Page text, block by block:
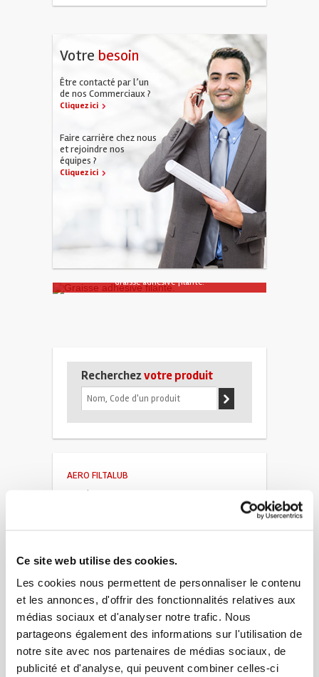
Ce site web utilise des cookies.
Les cookies nous permettent de personnaliser le contenu
et les annonces, d'offrir des fonctionnalités relatives aux
médias sociaux et d'analyser notre trafic. Nous
partageons également des informations sur l'utilisation de
notre site avec nos partenaires de médias sociaux, de
publicité et d'analyse, qui peuvent combiner celles-ci
Votre besoin
Être contacté par l’un
de nos Commerciaux ?
Cliquez ici
Faire carrière chez nous
et rejoindre nos
équipes ?
Cliquez ici
Graisse adhésive filante.
Recherchezvotre produit
AERO FILTALUB
· Code 0035
AERO FILTALUB Graisse adhésive filante.
> Graisse lubrifiante visqueuse de couleur ambrée
à base d’huile minérale composée d’épaississants
thixotropes et d’additifs.
propriétés hydrofuges et anti corrosion.